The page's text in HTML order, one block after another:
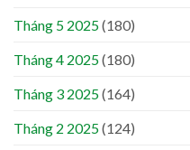
Tháng 5 2025(180)
Tháng 4 2025(180)
Tháng 3 2025(164)
Tháng 2 2025(124)